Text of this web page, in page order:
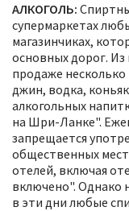
АЛКОГОЛЬ:
супермаркетах
магазинчиках,
основных дорог. Из
продаже
джин, водка,
алкогольных
на Шри-Ланке".
запрещается
общественных
отелей, включая
включено". Однако
в эти дни любые